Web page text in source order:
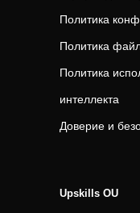
Политика
Политика
Политика
интеллекта
Доверие и
Upskills OU